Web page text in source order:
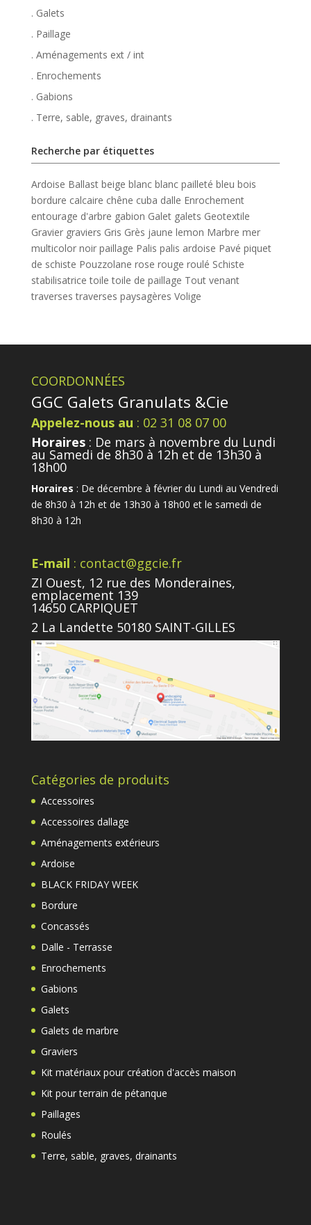
. Galets
. Paillage
. Aménagements ext / int
. Enrochements
. Gabions
. Terre, sable, graves, drainants
Recherche par étiquettes
Ardoise Ballast beige blanc blanc pailleté bleu bois
bordure calcaire chêne cuba dalle Enrochement
entourage d'arbre gabion Galet galets Geotextile
Gravier graviers Gris Grès jaune lemon Marbre mer
multicolor noir paillage Palis palis ardoise Pavé piquet
de schiste Pouzzolane rose rouge roulé Schiste
stabilisatrice toile toile de paillage Tout venant
traverses traverses paysagères Volige
COORDONNÉES
GGC Galets Granulats &Cie
Appelez-nous au : 02 31 08 07 00
Horaires: De mars à novembre du Lundi
au Samedi de 8h30 à 12h et de 13h30 à
18h00
Horaires : De décembre à février du Lundi au Vendredi
de 8h30 à 12h et de 13h30 à 18h00 et le samedi de
8h30 à 12h
E-mail : contact@ggcie.fr
ZI Ouest, 12 rue des Monderaines,
emplacement 139
14650 CARPIQUET
2 La Landette 50180 SAINT-GILLES
Catégories de produits
Accessoires
Accessoires dallage
Aménagements extérieurs
Ardoise
BLACK FRIDAY WEEK
Bordure
Concassés
Dalle - Terrasse
Enrochements
Gabions
Galets
Galets de marbre
Graviers
Kit matériaux pour création d'accès maison
Kit pour terrain de pétanque
Paillages
Roulés
Terre, sable, graves, drainants